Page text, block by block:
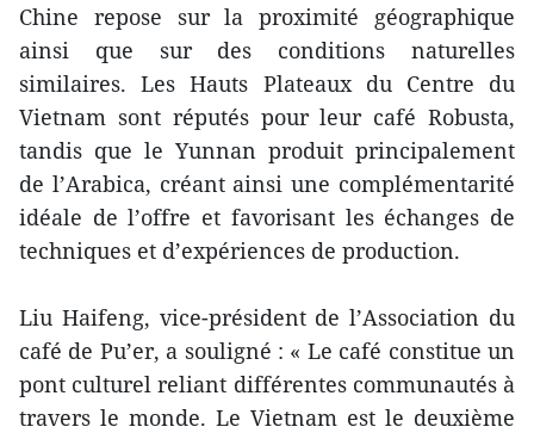
Chine repose sur la proximité géographique
ainsi que sur des conditions naturelles
similaires. Les Hauts Plateaux du Centre du
Vietnam sont réputés pour leur café Robusta,
tandis que le Yunnan produit principalement
de l’Arabica, créant ainsi une complémentarité
idéale de l’offre et favorisant les échanges de
techniques et d’expériences de production.
Liu Haifeng, vice-président de l’Association du
café de Pu’er, a souligné : « Le café constitue un
pont culturel reliant différentes communautés à
travers le monde. Le Vietnam est le deuxième